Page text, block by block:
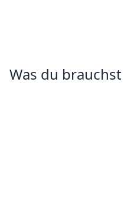
Was du brauchst